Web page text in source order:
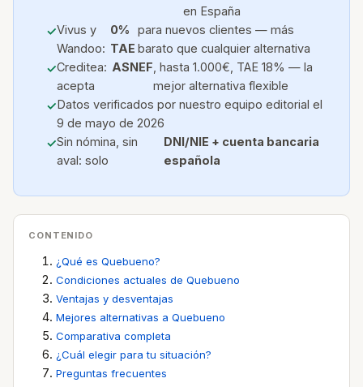
en España
Vivus y
Wandoo:
0%
TAE
para nuevos clientes — más
barato que cualquier alternativa
Creditea:
acepta
ASNEF , hasta 1.000€, TAE 18% — la
mejor alternativa flexible
Datos verificados por nuestro equipo editorial el
9 de mayo de 2026
Sin nómina, sin
aval: solo
DNI/NIE + cuenta bancaria
española
CONTENIDO
¿Qué es Quebueno?
Condiciones actuales de Quebueno
Ventajas y desventajas
Mejores alternativas a Quebueno
Comparativa completa
¿Cuál elegir para tu situación?
Preguntas frecuentes